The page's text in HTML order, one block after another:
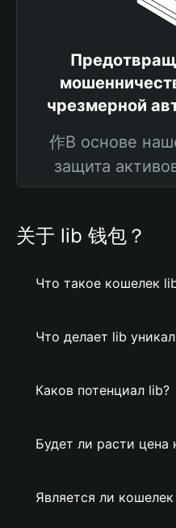
чрезмерной
作В основе
защита
关于 lib 钱包？
Что такое кошелек
Что делает lib
Каков потенциал lib?
Будет ли расти цена
Является ли